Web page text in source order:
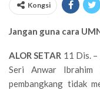
Kongsi
Jangan guna cara
ALOR SETAR 11 Dis.
Seri Anwar Ibrahim
pembangkang tidak